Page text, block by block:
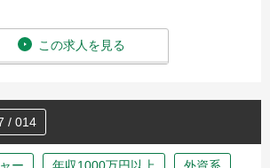
この求人を見る
/ 014